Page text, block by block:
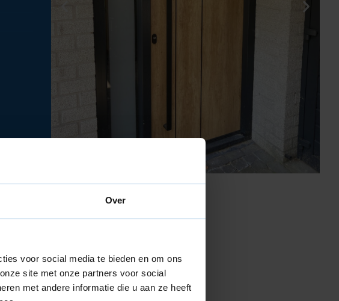
Over
voor social media te bieden en om ons
site met onze partners voor social
met andere informatie die u aan ze heeft
met een
een houtnerffolie, waardoor